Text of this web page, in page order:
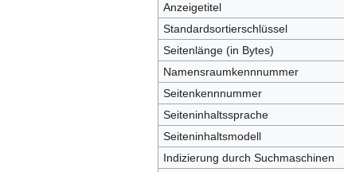
Anzeigetitel
Standardsortierschlüssel
Seitenlänge (in Bytes)
Namensraumkennnummer
Seitenkennnummer
Seiteninhaltssprache
Seiteninhaltsmodell
Indizierung durch Suchmaschinen